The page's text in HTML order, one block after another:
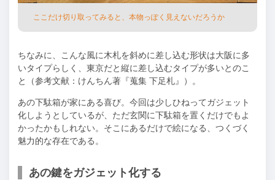
ここだけ切り取ってみると、本物っぽく⾒えないだろうか
ちなみに、こんな⾵に⽊札を斜めに差し込む形状は⼤阪に多
いタイプらしく、東京だと縦に差し込むタイプが多いとのこ
と（参考⽂献：けんちん著『蒐集 下⾜札』）。
あの下駄箱が家にある喜び。今回は少しひねってガジェット
化しようとしているが、ただ⽞関に下駄箱を置くだけでもよ
かったかもしれない。そこにあるだけで絵になる、つくづく
魅⼒的な存在である。
あの鍵をガジェット化する